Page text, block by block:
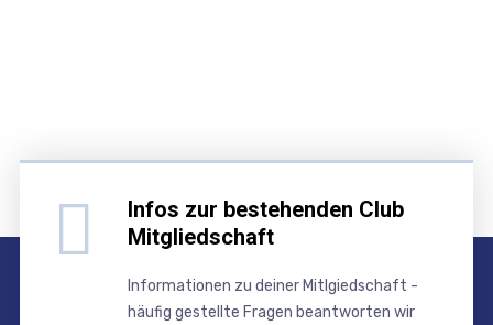
Infos zur bestehenden Club
Mitgliedschaft
Informationen zu deiner Mitlgiedschaft -
häufig gestellte Fragen beantworten wir